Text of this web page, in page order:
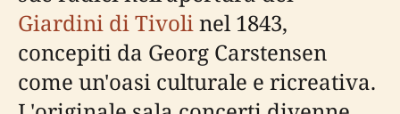
Giardini di Tivolinel 1843,
concepiti da Georg Carstensen
come un'oasi culturale e ricreativa.